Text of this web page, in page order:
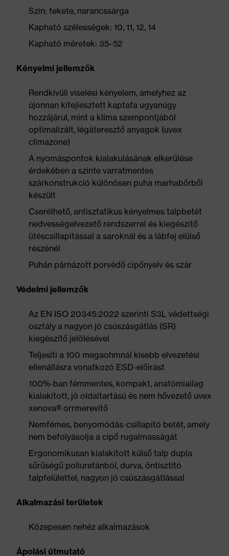
Szín: fekete, narancssárga
Kapható szélességek: 10, 11, 12, 14
Kapható méretek: 35–52
Kényelmi jellemzők
Rendkívüli viselési kényelem, amelyhez az
újonnan kifejlesztett kaptafa ugyanúgy
hozzájárul, mint a klíma szempontjából
optimalizált, légáteresztő anyagok (uvex
climazone)
A nyomáspontok kialakulásának elkerülése
érdekében a szinte varratmentes
szárkonstrukció különösen puha marhabőrből
készült
Cserélhető, antisztatikus kényelmes talpbetét
nedvességelvezető rendszerrel és kiegészítő
ütéscsillapítással a saroknál és a lábfej elülső
részénél
Puhán párnázott porvédő cipőnyelv és szár
Védelmi jellemzők
Az EN ISO 20345:2022 szerinti S3L védettségi
osztály a nagyon jó csúszásgátlás (SR)
kiegészítő jelölésével
Teljesíti a 100 megaohmnál kisebb elvezetési
ellenállásra vonatkozó ESD-előírást
100%-ban fémmentes, kompakt, anatómiailag
kialakított, jó oldaltartású és nem hővezető uvex
xenova® orrmerevítő
Nemfémes, benyomódás-csillapító betét, amely
nem befolyásolja a cipő rugalmasságát
Ergonomikusan kialakított külső talp dupla
sűrűségű poliuretánból, durva, öntisztító
talpfelülettel, nagyon jó csúszásgátlással
Alkalmazási területek
Közepesen nehéz alkalmazások
Ápolási útmutató